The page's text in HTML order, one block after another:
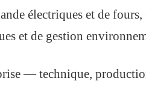
électriques et de fours,
et de gestion
— technique,